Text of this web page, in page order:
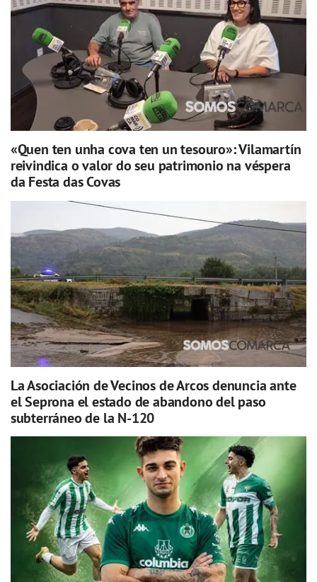
«Quen ten unha cova ten un tesouro»: Vilamartín
reivindica o valor do seu patrimonio na véspera
da Festa das Covas
La Asociación de Vecinos de Arcos denuncia ante
el Seprona el estado de abandono del paso
subterráneo de la N-120